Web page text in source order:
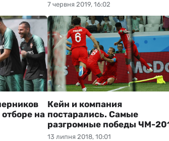
7 червня 2019, 16:02
на
13 липня 2018, 10:01
Кейн и компания
постарались. Самые
разгромные победы ЧМ-